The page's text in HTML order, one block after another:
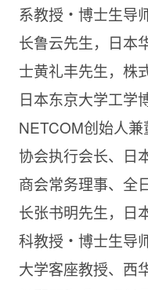
系教授・博士生导
长鲁云先生，日本
士黄礼丰先生，株
日本东京大学工学
NETCOM创始人
协会执行会长、日
商会常务理事、全
长张书明先生，日
科教授・博士生导
大学客座教授、西